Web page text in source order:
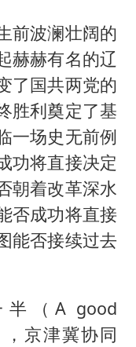
前波澜壮阔的
赫赫有名的辽
了国共两党的
胜利奠定了基
一场史无前例
功将直接决定
朝着改革深水
否成功将直接
能否接续过去
（A good
京津冀协同